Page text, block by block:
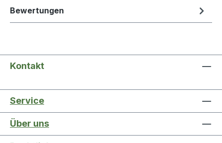
Bewertungen
Kontakt
Service
Über uns